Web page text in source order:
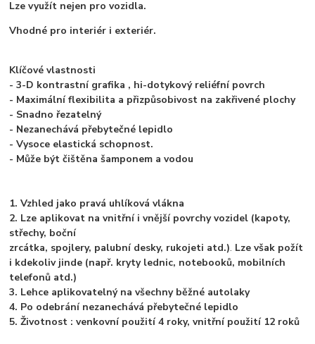
Lze využít nejen pro vozidla.
Vhodné pro interiér i exteriér.
Klíčové vlastnosti
- 3-D kontrastní grafika , hi-dotykový reliéfní povrch
- Maximální flexibilita a přizpůsobivost na zakřivené plochy
- Snadno řezatelný
- Nezanechává přebytečné lepidlo
- Vysoce elastická schopnost.
- Může být čištěna šamponem a vodou
1. Vzhled jako pravá uhlíková vlákna
2. Lze aplikovat na vnitřní i vnější povrchy vozidel (kapoty,
střechy, boční
zrcátka, spojlery, palubní desky, rukojeti atd.). Lze však požít
i kdekoliv jinde (např. kryty lednic, notebooků, mobilních
telefonů atd.)
3. Lehce aplikovatelný na všechny běžné autolaky
4. Po odebrání nezanechává přebytečné lepidlo
5. Životnost : venkovní použití 4 roky, vnitřní použití 12 roků